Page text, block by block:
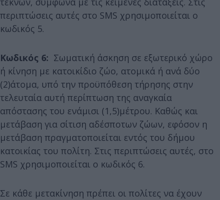
περιπτώσεις αυτές στο SMS χρησιμοποιείται ο
κωδικός 5.
Κωδικός 6: Σωματική άσκηση σε εξωτερικό χώρο
ή κίνηση με κατοικίδιο ζώο, ατομικά ή ανά δύο
(2)άτομα, υπό την προϋπόθεση τήρησης στην
τελευταία αυτή περίπτωση της αναγκαία
απόστασης του ενάμισι (1,5)μέτρου. Καθώς και
μετάβαση για σίτιση αδέσποτων ζώων, εφόσον η
μετάβαση πραγματοποιείται εντός του δήμου
κατοικίας του πολίτη. Στις περιπτώσεις αυτές, στο
SMS χρησιμοποιείται ο κωδικός 6.
Σε κάθε μετακίνηση πρέπει οι πολίτες να έχουν